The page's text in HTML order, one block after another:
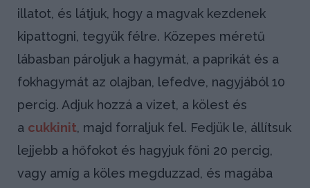
illatot, és látjuk, hogy a magvak kezdenek
kipattogni, tegyük félre. Közepes méretű
lábasban pároljuk a hagymát, a paprikát és a
fokhagymát az olajban, lefedve, nagyjából 10
percig. Adjuk hozzá a vizet, a kölest és
a cukkinit, majd forraljuk fel. Fedjük le, állítsuk
lejjebb a hőfokot és hagyjuk főni 20 percig,
vagy amíg a köles megduzzad, és magába